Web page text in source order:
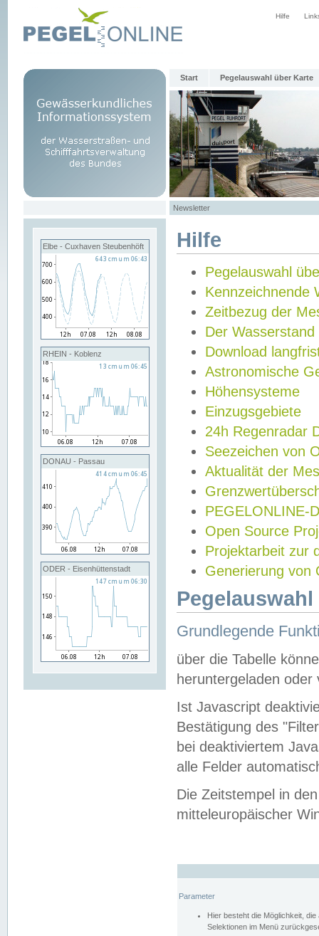
Hilfe
Start Pegelauswahl über Karte
Newsletter
Elbe - Cuxhaven Steubenhöft
RHEIN - Koblenz
DONAU - Passau
ODER - Eisenhüttenstadt
Hilfe
Pegelauswahl
Kennzeichnende
Zeitbezug der
Der Wasserstand
Download
Astronomische
Höhensysteme
Einzugsgebiete
24h Regenradar
Seezeichen von
Aktualität der
PEGELONLINE-
Open Source
Projektarbeit zur
Generierung von
Grundlegende
über die Tabelle
heruntergeladen oder
Ist Javascript
Bestätigung des
bei deaktiviertem
alle Felder
Die Zeitstempel in
mitteleuropäischer
Parameter
Hier besteht die Möglichkeit,
Selektionen im Menü